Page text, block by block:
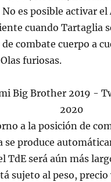
es posible activar el
cuando Tartaglia
combate cuerpo a
furiosas.
a la posición de
se produce
TdE será aún más
sujeto al peso,